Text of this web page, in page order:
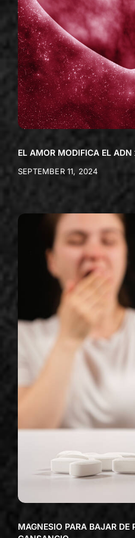
EL AMOR MODIFICA EL ADN
SEPTEMBER 11, 2024
MAGNESIO PARA BAJAR DE